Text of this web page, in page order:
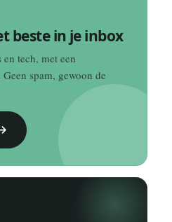
beste in je inbox
en tech, met een
spam, gewoon de